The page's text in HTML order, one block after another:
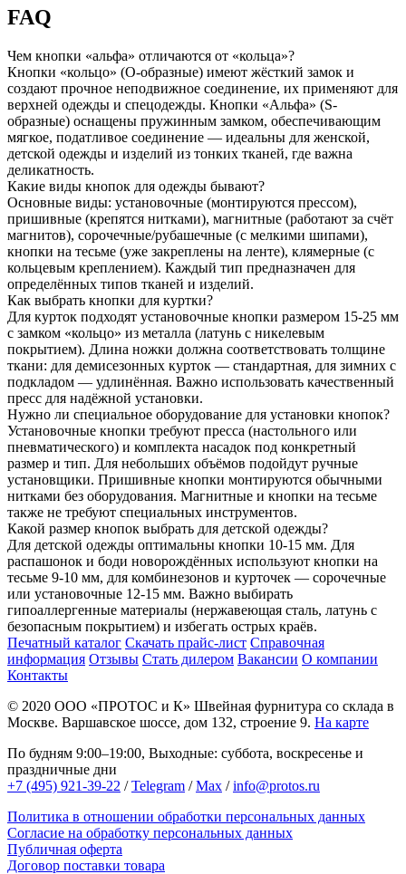
FAQ
Чем кнопки «альфа» отличаются от «кольца»?
Кнопки «кольцо» (О-образные) имеют жёсткий замок и
создают прочное неподвижное соединение, их применяют для
верхней одежды и спецодежды. Кнопки «Альфа» (S-
образные) оснащены пружинным замком, обеспечивающим
мягкое, податливое соединение — идеальны для женской,
детской одежды и изделий из тонких тканей, где важна
деликатность.
Какие виды кнопок для одежды бывают?
Основные виды: установочные (монтируются прессом),
пришивные (крепятся нитками), магнитные (работают за счёт
магнитов), сорочечные/рубашечные (с мелкими шипами),
кнопки на тесьме (уже закреплены на ленте), клямерные (с
кольцевым креплением). Каждый тип предназначен для
определённых типов тканей и изделий.
Как выбрать кнопки для куртки?
Для курток подходят установочные кнопки размером 15-25 мм
с замком «кольцо» из металла (латунь с никелевым
покрытием). Длина ножки должна соответствовать толщине
ткани: для демисезонных курток — стандартная, для зимних с
подкладом — удлинённая. Важно использовать качественный
пресс для надёжной установки.
Нужно ли специальное оборудование для установки кнопок?
Установочные кнопки требуют пресса (настольного или
пневматического) и комплекта насадок под конкретный
размер и тип. Для небольших объёмов подойдут ручные
установщики. Пришивные кнопки монтируются обычными
нитками без оборудования. Магнитные и кнопки на тесьме
также не требуют специальных инструментов.
Какой размер кнопок выбрать для детской одежды?
Для детской одежды оптимальны кнопки 10-15 мм. Для
распашонок и боди новорождённых используют кнопки на
тесьме 9-10 мм, для комбинезонов и курточек — сорочечные
или установочные 12-15 мм. Важно выбирать
гипоаллергенные материалы (нержавеющая сталь, латунь с
безопасным покрытием) и избегать острых краёв.
Печатный каталог Скачать прайс-лист Справочная
информация Отзывы Стать дилером Вакансии О компании
Контакты
© 2020 ООО «ПРОТОС и К» Швейная фурнитура со склада в
Москве. Варшавское шоссе, дом 132, строение 9. На карте
По будням 9:00–19:00, Выходные: суббота, воскресенье и
праздничные дни
+7 (495) 921-39-22 /Telegram /Max /info@protos.ru
Политика в отношении обработки персональных данных
Согласие на обработку персональных данных
Публичная оферта
Договор поставки товара